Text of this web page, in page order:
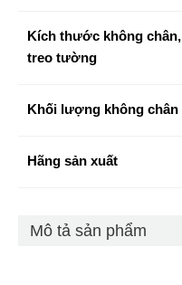
Kích thước không chân,
treo tường
Khối lượng không chân
Hãng sản xuất
Mô tả sản phẩm